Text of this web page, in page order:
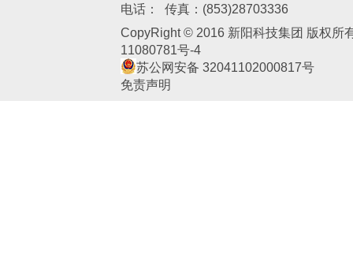
电话： 传真：(853)28703336
CopyRight © 2016 新阳科技集团 版权所
11080781号-4
苏公网安备 32041102000817号
免责声明